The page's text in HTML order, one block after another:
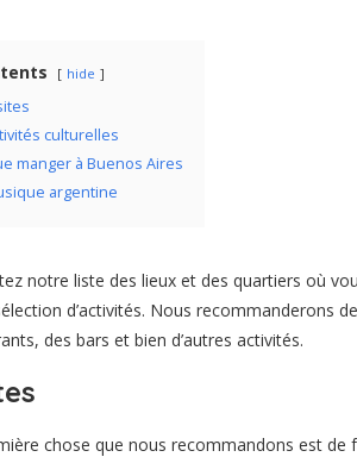
hide
culturelles
manger à Buenos Aires
argentine
notre liste des lieux et des quartiers où
d’activités. Nous recommanderons
des bars et bien d’autres activités.
chose que nous recommandons est de